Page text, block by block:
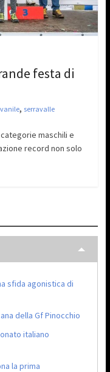
festa di
, serravalle
maschili e
record non solo
sfida agonistica di
della Gf Pinocchio
italiano
la prima